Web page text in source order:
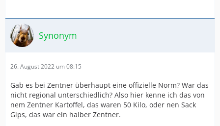
Synonym
26. August 2022 um 08:15
Gab es bei Zentner überhaupt eine offizielle Norm? War das
nicht regional unterschiedlich? Also hier kenne ich das von
nem Zentner Kartoffel, das waren 50 Kilo, oder nen Sack
Gips, das war ein halber Zentner.